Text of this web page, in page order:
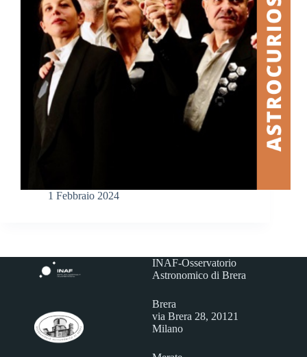
1 Febbraio 2024
INAF-Osservatorio
Astronomico di Brera
Brera
via Brera 28, 20121
Milano